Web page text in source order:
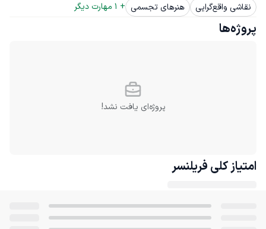
نقاشی واقع‌گرایی
هنرهای تجسمی +
1 مهارت دیگر
پروژه‌ها
پروژه‌ای یافت نشد!
امتیاز کلی فریلنسر